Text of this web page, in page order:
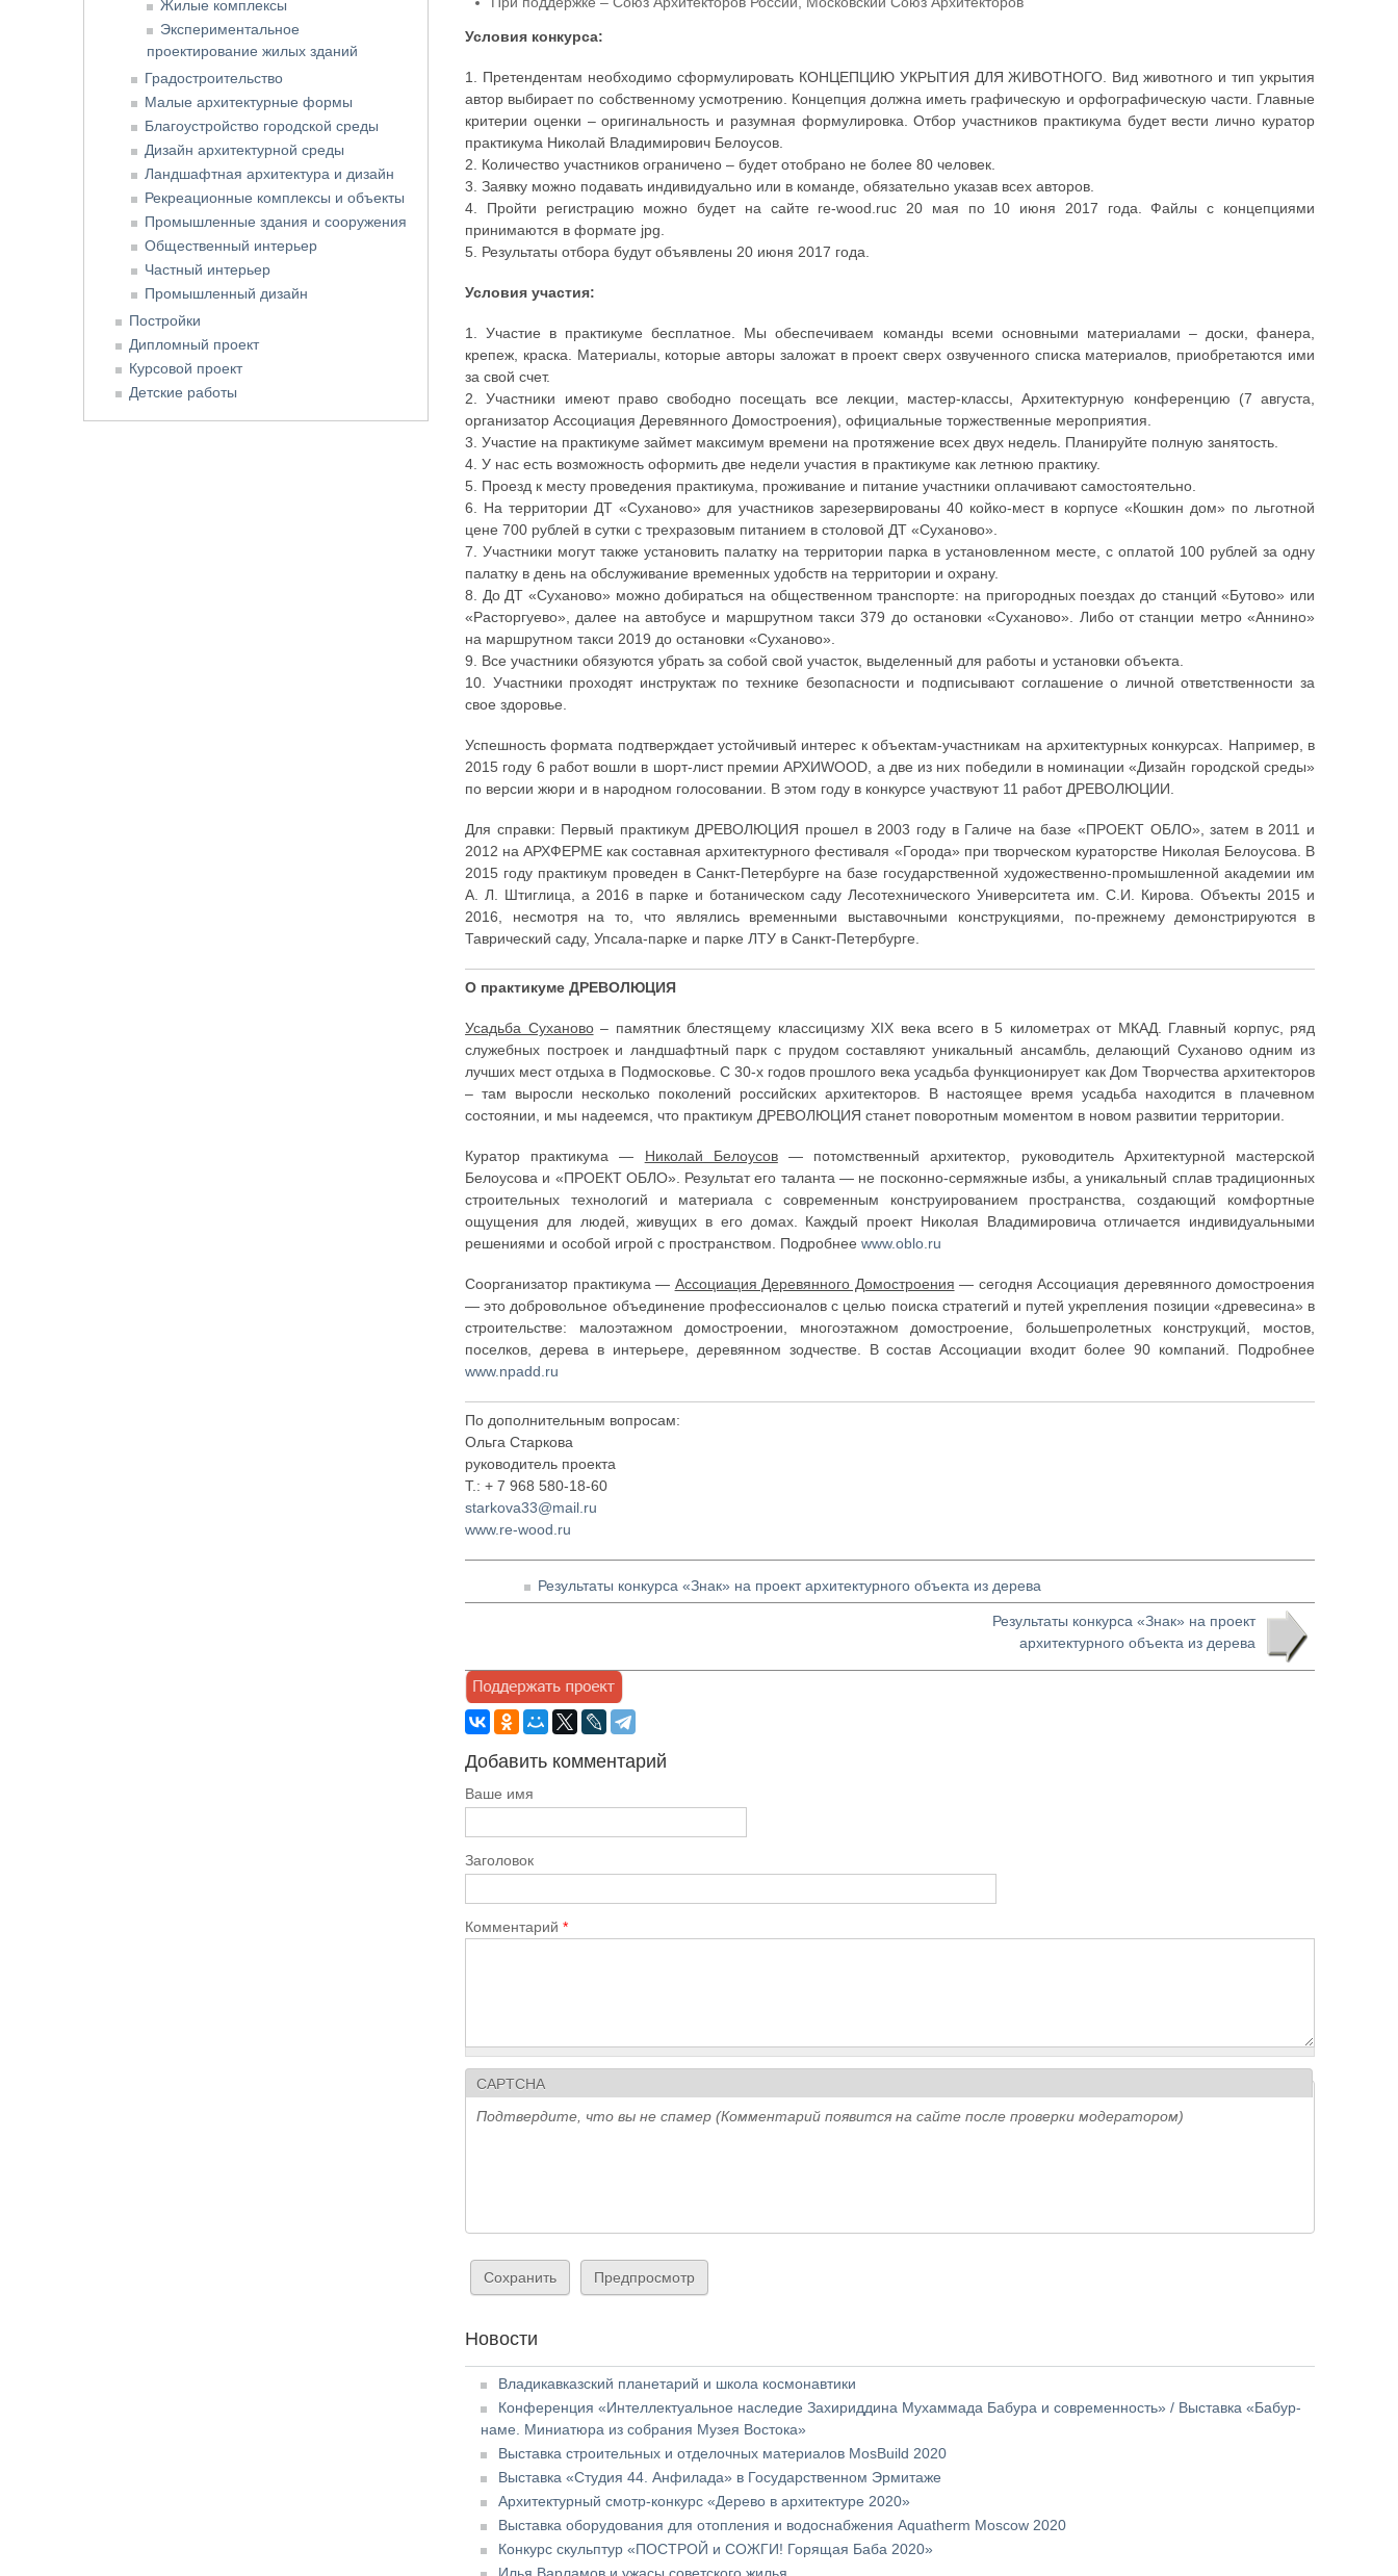
Условия конкурса:
1. Претендентам необходимо сформулировать КОНЦЕПЦИЮ УКРЫТИЯ ДЛЯ ЖИВОТНОГО. Вид животного и тип укрытия
автор выбирает по собственному усмотрению. Концепция должна иметь графическую и орфографическую части. Главные
критерии оценки – оригинальность и разумная формулировка. Отбор участников практикума будет вести лично куратор
практикума Николай Владимирович Белоусов.
2. Количество участников ограничено – будет отобрано не более 80 человек.
3. Заявку можно подавать индивидуально или в команде, обязательно указав всех авторов.
4. Пройти регистрацию можно будет на сайте re-wood.ruc 20 мая по 10 июня 2017 года. Файлы с концепциями
принимаются в формате jpg.
5. Результаты отбора будут объявлены 20 июня 2017 года.
Условия участия:
1. Участие в практикуме бесплатное. Мы обеспечиваем команды всеми основными материалами – доски, фанера,
крепеж, краска. Материалы, которые авторы заложат в проект сверх озвученного списка материалов, приобретаются ими
за свой счет.
2. Участники имеют право свободно посещать все лекции, мастер-классы, Архитектурную конференцию (7 августа,
организатор Ассоциация Деревянного Домостроения), официальные торжественные мероприятия.
3. Участие на практикуме займет максимум времени на протяжение всех двух недель. Планируйте полную занятость.
4. У нас есть возможность оформить две недели участия в практикуме как летнюю практику.
5. Проезд к месту проведения практикума, проживание и питание участники оплачивают самостоятельно.
6. На территории ДТ «Суханово» для участников зарезервированы 40 койко-мест в корпусе «Кошкин дом» по льготной
цене 700 рублей в сутки с трехразовым питанием в столовой ДТ «Суханово».
7. Участники могут также установить палатку на территории парка в установленном месте, с оплатой 100 рублей за одну
палатку в день на обслуживание временных удобств на территории и охрану.
8. До ДТ «Суханово» можно добираться на общественном транспорте: на пригородных поездах до станций «Бутово» или
«Расторгуево», далее на автобусе и маршрутном такси 379 до остановки «Суханово». Либо от станции метро «Аннино»
на маршрутном такси 2019 до остановки «Суханово».
9. Все участники обязуются убрать за собой свой участок, выделенный для работы и установки объекта.
10. Участники проходят инструктаж по технике безопасности и подписывают соглашение о личной ответственности за
свое здоровье.
Успешность формата подтверждает устойчивый интерес к объектам-участникам на архитектурных конкурсах. Например, в
2015 году 6 работ вошли в шорт-лист премии АРХИWOOD, а две из них победили в номинации «Дизайн городской среды»
по версии жюри и в народном голосовании. В этом году в конкурсе участвуют 11 работ ДРЕВОЛЮЦИИ.
Для справки: Первый практикум ДРЕВОЛЮЦИЯ прошел в 2003 году в Галиче на базе «ПРОЕКТ ОБЛО», затем в 2011 и
2012 на АРХФЕРМЕ как составная архитектурного фестиваля «Города» при творческом кураторстве Николая Белоусова. В
2015 году практикум проведен в Санкт-Петербурге на базе государственной художественно-промышленной академии им
А. Л. Штиглица, а 2016 в парке и ботаническом саду Лесотехнического Университета им. С.И. Кирова. Объекты 2015 и
2016, несмотря на то, что являлись временными выставочными конструкциями, по-прежнему демонстрируются в
Таврический саду, Упсала-парке и парке ЛТУ в Санкт-Петербурге.
О практикуме ДРЕВОЛЮЦИЯ
Усадьба Суханово– памятник блестящему классицизму XIX века всего в 5 километрах от МКАД. Главный корпус, ряд
служебных построек и ландшафтный парк с прудом составляют уникальный ансамбль, делающий Суханово одним из
лучших мест отдыха в Подмосковье. С 30-х годов прошлого века усадьба функционирует как Дом Творчества архитекторов
– там выросли несколько поколений российских архитекторов. В настоящее время усадьба находится в плачевном
состоянии, и мы надеемся, что практикум ДРЕВОЛЮЦИЯ станет поворотным моментом в новом развитии территории.
Куратор практикума — Николай Белоусов— потомственный архитектор, руководитель Архитектурной мастерской
Белоусова и «ПРОЕКТ ОБЛО». Результат его таланта — не посконно-сермяжные избы, а уникальный сплав традиционных
строительных технологий и материала с современным конструированием пространства, создающий комфортные
ощущения для людей, живущих в его домах. Каждый проект Николая Владимировича отличается индивидуальными
решениями и особой игрой с пространством. Подробнееwww.oblo.ru
Соорганизатор практикума — Ассоциация Деревянного Домостроения — сегодня Ассоциация деревянного домостроения
— это добровольное объединение профессионалов с целью поиска стратегий и путей укрепления позиции «древесина» в
строительстве: малоэтажном домостроении, многоэтажном домостроение, большепролетных конструкций, мостов,
поселков, дерева в интерьере, деревянном зодчестве. В состав Ассоциации входит более 90 компаний. Подробнее
www.npadd.ru
По дополнительным вопросам:
Ольга Старкова
руководитель проекта
Т.: + 7 968 580-18-60
starkova33@mail.ru
www.re-wood.ru
Результаты конкурса «Знак» на проект архитектурного объекта из дерева
Результаты конкурса «Знак» на проект
архитектурного объекта из дерева
Добавить комментарий
Ваше имя
Заголовок
Комментарий*
CAPTCHA
Подтвердите, что вы не спамер (Комментарий появится на сайте после проверки модератором)
Новости
Владикавказский планетарий и школа космонавтики
Конференция «Интеллектуальное наследие Захириддина Мухаммада Бабура и современность» / Выставка «Бабур-
наме. Миниатюра из собрания Музея Востока»
Выставка строительных и отделочных материалов MosBuild 2020
Выставка «Студия 44. Анфилада» в Государственном Эрмитаже
Архитектурный смотр-конкурс «Дерево в архитектуре 2020»
Выставка оборудования для отопления и водоснабжения Aquatherm Moscow 2020
Конкурс скульптур «ПОСТРОЙ и СОЖГИ! Горящая Баба 2020»
Илья Варламов и ужасы советского жилья
Жилые комплексы
Экспериментальное
проектирование жилых зданий
Градостроительство
Малые архитектурные формы
Благоустройство городской среды
Дизайн архитектурной среды
Ландшафтная архитектура и дизайн
Рекреационные комплексы и объекты
Промышленные здания и сооружения
Общественный интерьер
Частный интерьер
Промышленный дизайн
Постройки
Дипломный проект
Курсовой проект
Детские работы